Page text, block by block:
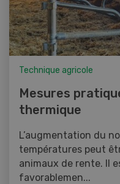
Technique agricole
Mesures
thermique
L’augmentation du
températures peut
animaux de rente. Il
favorablemen...